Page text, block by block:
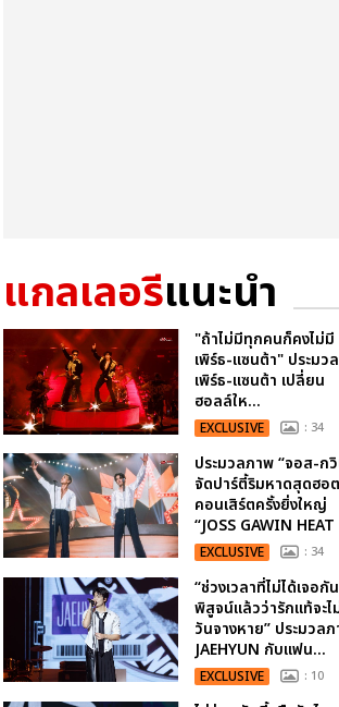
แกลเลอรีแนะนำ
"ถ้าไม่มีทุกคนก็คงไม่มี
เพิร์ธ-แซนต้า" ประมว
เพิร์ธ-แซนต้า เปลี่ยน
ฮอลล์ให...
EXCLUSIVE : 34
ประมวลภาพ “จอส-ก
จัดปาร์ตี้ริมหาดสุดฮอ
คอนเสิร์ตครั้งยิ่งใหญ่
“JOSS GAWIN HEAT
EXCLUSIVE : 34
“ช่วงเวลาที่ไม่ได้เจอกัน
พิสูจน์แล้วว่ารักแท้จะไ
วันจางหาย” ประมวล
JAEHYUN กับแฟน...
EXCLUSIVE : 10